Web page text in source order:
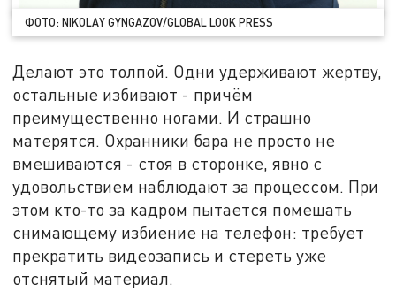
ФОТО: NIKOLAY GYNGAZOV/GLOBAL LOOK PRESS
Делают это толпой. Одни удерживают жертву,
остальные избивают - причём
преимущественно ногами. И страшно
матерятся. Охранники бара не просто не
вмешиваются - стоя в сторонке, явно с
удовольствием наблюдают за процессом. При
этом кто-то за кадром пытается помешать
снимающему избиение на телефон: требует
прекратить видеозапись и стереть уже
отснятый материал.